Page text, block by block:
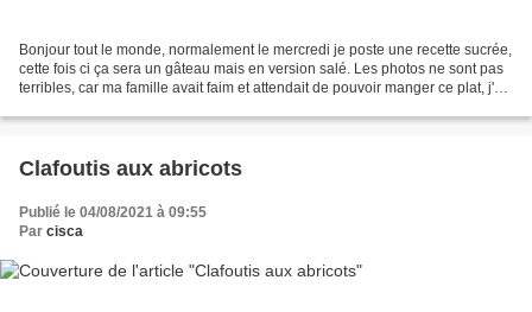
Bonjour tout le monde, normalement le mercredi je poste une recette sucrée,
cette fois ci ça sera un gâteau mais en version salé. Les photos ne sont pas
terribles, car ma famille avait faim et attendait de pouvoir manger ce plat, j'ai
Clafoutis aux abricots
Publié le 04/08/2021 à 09:55
Par cisca